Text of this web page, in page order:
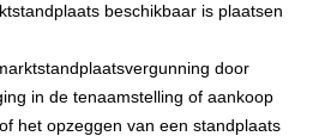
beschikbaar is plaatsen
door
in de tenaamstelling of aankoop
het opzeggen van een standplaats